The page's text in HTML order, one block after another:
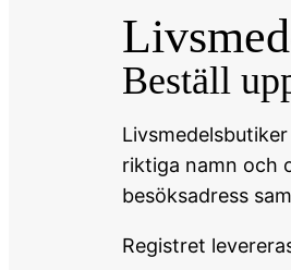
Beställ
riktiga namn och
besöksadress
Registret